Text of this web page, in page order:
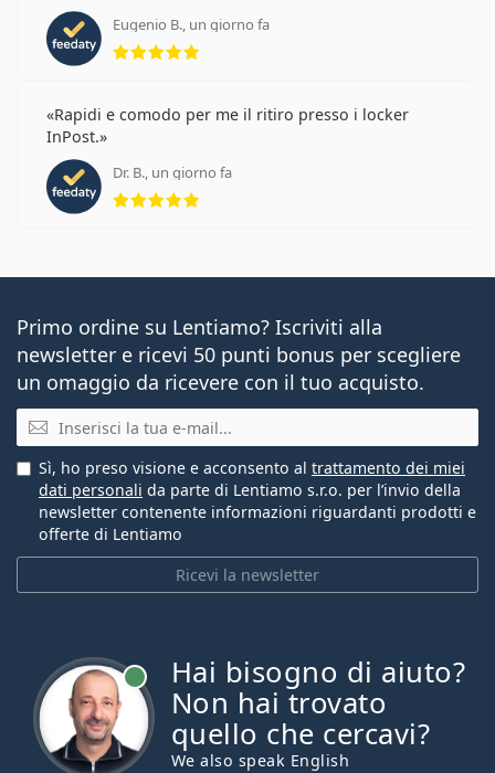
Eugenio B., un giorno fa
valutazione 5 di 5
Rapidi e comodo per me il ritiro presso i locker
InPost.
Dr. B., un giorno fa
Primo ordine su Lentiamo? Iscriviti alla
newsletter e ricevi 50 punti bonus per scegliere
un omaggio da ricevere con il tuo acquisto.
E-mail
Ricevi la newsletter
Sì, ho preso visione e acconsento al trattamento dei miei
dati personali da parte di Lentiamo s.r.o. per l’invio della
newsletter contenente informazioni riguardanti prodotti e
offerte di Lentiamo
Hai bisogno di aiuto?
Non hai trovato
quello che cercavi?
We also speak English